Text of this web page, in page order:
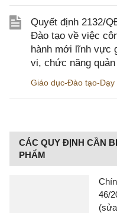
Quyết định 2132/
Đào tạo về việc
hành mới lĩnh vực
vi, chức năng
Giáo dục-Đào tạo-Dạy
CÁC QUY ĐỊNH CẦN
PHẨM
46/